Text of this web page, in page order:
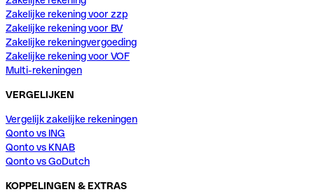
Zakelijke rekening voor zzp
Zakelijke rekening voor BV
Zakelijke rekeningvergoeding
Zakelijke rekening voor VOF
Multi-rekeningen
VERGELIJKEN
Vergelijk zakelijke rekeningen
Qonto vs ING
Qonto vs KNAB
Qonto vs GoDutch
KOPPELINGEN & EXTRAS